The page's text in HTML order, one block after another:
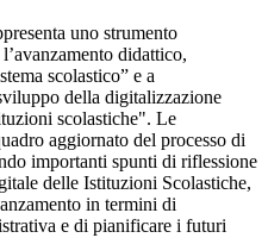
uno strumento
didattico,
scolastico” e a
della digitalizzazione
scolastiche". Le
aggiornato del processo di
importanti spunti di riflessione
delle Istituzioni Scolastiche,
in termini di
e di pianificare i futuri